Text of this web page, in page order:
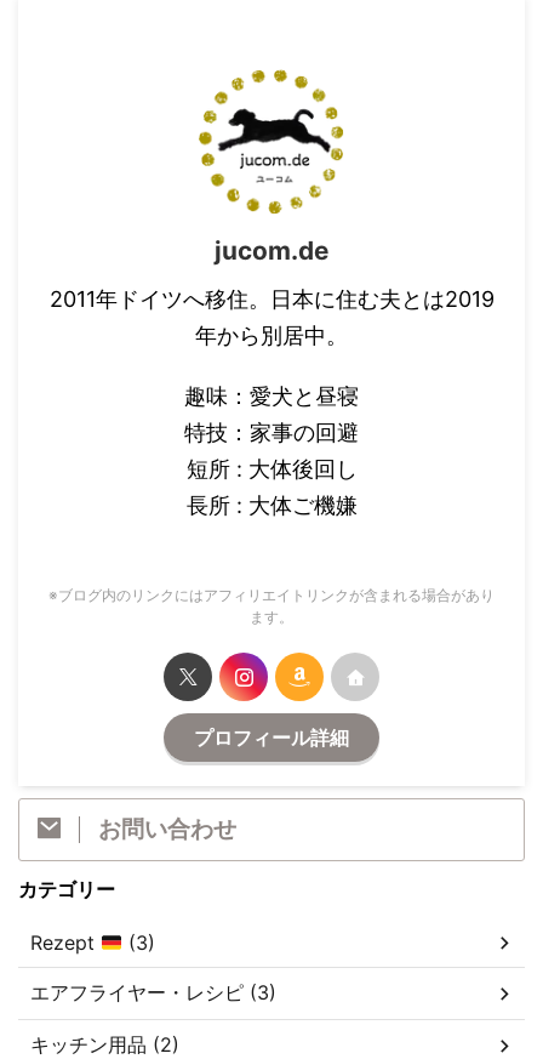
jucom.de
2011年ドイツへ移住。日本に住む夫とは2019
年から別居中。
趣味：愛犬と昼寝
特技：家事の回避
短所 : 大体後回し
長所 : 大体ご機嫌
※ブログ内のリンクにはアフィリエイトリンクが含まれる場合があり
ます。
プロフィール詳細
お問い合わせ
カテゴリー
Rezept (3)
エアフライヤー・レシピ (3)
キッチン用品 (2)